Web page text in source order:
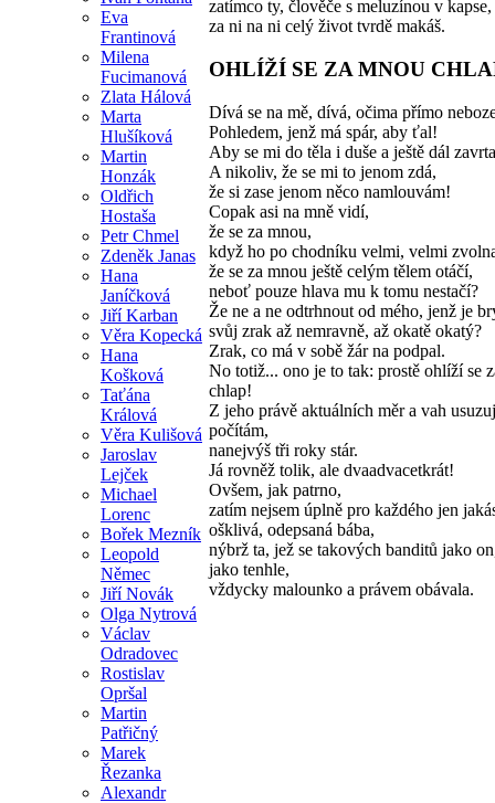
Eva
Frantinová
Milena
Fucimanová
Zlata Hálová
Marta
Hlušíková
Martin
Honzák
Oldřich
Hostaša
Petr Chmel
Zdeněk Janas
Hana
Janíčková
Jiří Karban
Věra Kopecká
Hana
Košková
Taťána
Králová
Věra Kulišová
Jaroslav
Lejček
Michael
Lorenc
Bořek Mezník
Leopold
Němec
Jiří Novák
Olga Nytrová
Václav
Odradovec
Rostislav
Opršal
Martin
Patřičný
Marek
Řezanka
Alexandr
zatímco ty, člověče s meluzínou v kapse,
za ni na ni celý život tvrdě makáš.
OHLÍŽÍ SE ZA MNOU
Dívá se na mě, dívá, očima přímo
Pohledem, jenž má spár, aby ťal!
Aby se mi do těla i duše a ještě dál
A nikoliv, že se mi to jenom zdá,
že si zase jenom něco namlouvám!
Copak asi na mně vidí,
že se za mnou,
když ho po chodníku velmi, velmi
že se za mnou ještě celým tělem otáčí,
neboť pouze hlava mu k tomu nestačí?
Že ne a ne odtrhnout od mého, jenž je
svůj zrak až nemravně, až okatě okatý?
Zrak, co má v sobě žár na podpal.
No totiž... ono je to tak: prostě ohlíží se
chlap!
Z jeho právě aktuálních měr a vah
počítám,
nanejvýš tři roky stár.
Já rovněž tolik, ale dvaadvacetkrát!
Ovšem, jak patrno,
zatím nejsem úplně pro každého jen
ošklivá, odepsaná bába,
nýbrž ta, jež se takových banditů jako
jako tenhle,
vždycky malounko a právem obávala.